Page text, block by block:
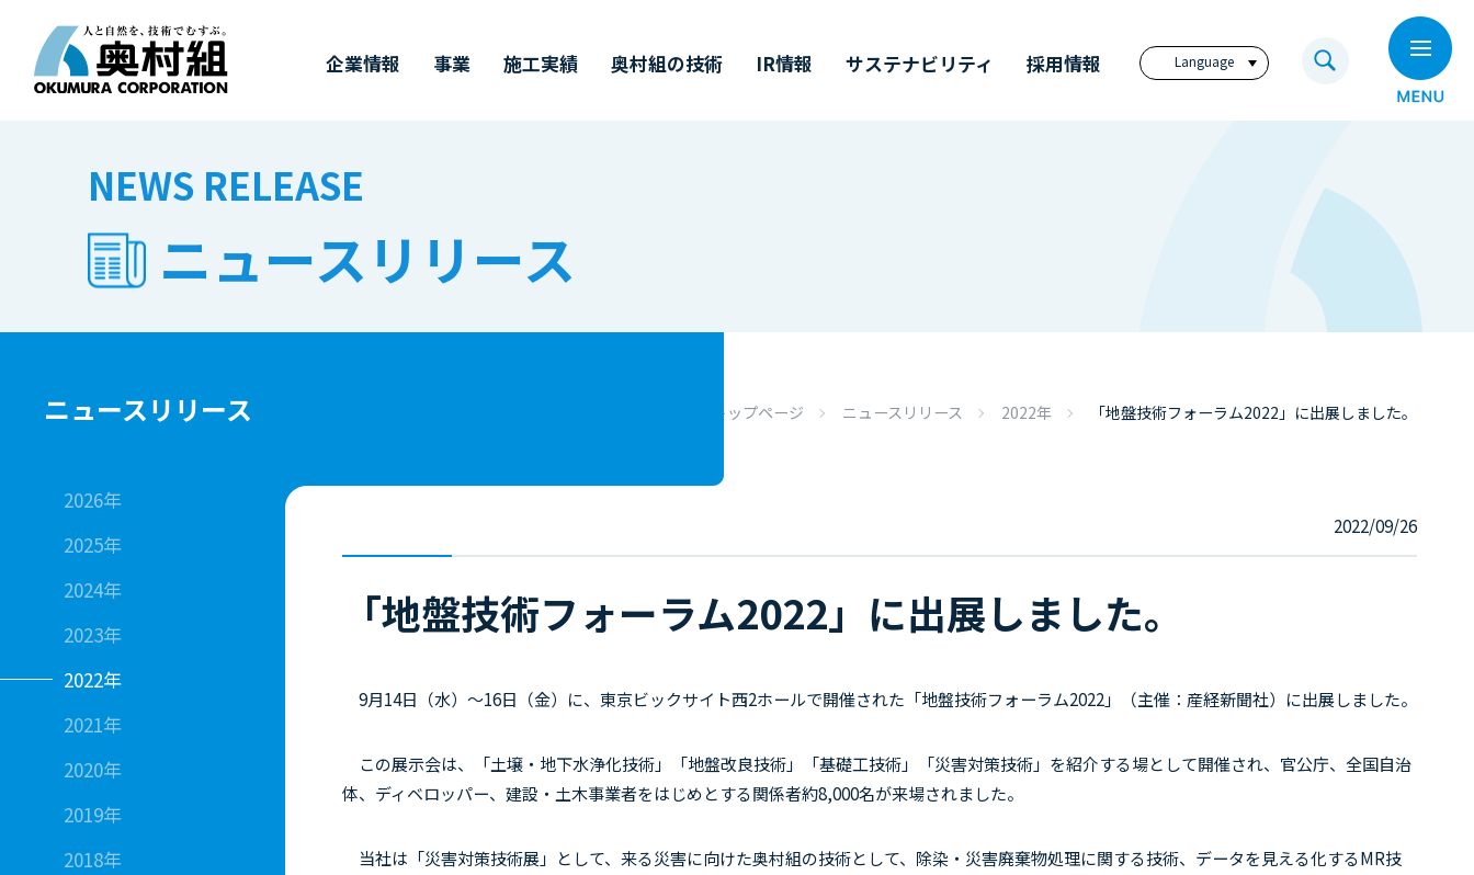
企業情報
COMPANY 企業情報
トップメッセージ 経営理念・企業行動規範
受賞実績
事業
BUSINESS 事業
事業紹介
施工実績
WORKS 施工実績
施工実績
奥村組の技術
TECHNOLOGY 奥村組の技術
土木技術 建築技術
IR情報
IR IR情報
決算情報
有価証券報告書・
四半期（半期）報告書
アニュアル・レポート
株式に関するお手続き
単元未満株式の
ディスクロージャー
サステナビリティ
SUSTAINABILITY
奥村組の
サステナビリティについて
価値創造プロセス 奥村組のイノベーション
ダイバーシティ・エクイティ
GRIスタンダード対照表
採用情報
RECRUIT 採用情報
新卒採用 キャリア採用
Language
NEWS RELEASE
ニュースリリース
トップページ ニュースリリース 2022年 「地盤技術フォーラム2022」に出展しました。
2022/09/26
「地盤技術フォーラム2022」に出展しました。
9月14日（水）～16日（金）に、東京ビックサイト西2ホールで開催された「地盤技術フォーラム2022」（主催：産経新聞社）に出展しました。
この展示会は、「土壌・地下水浄化技術」「地盤改良技術」「基礎工技術」「災害対策技術」を紹介する場として開催され、官公庁、全国自治
体、ディベロッパー、建設・土木事業者をはじめとする関係者約8,000名が来場されました。
当社は「災害対策技術展」として、来る災害に向けた奥村組の技術として、除染・災害廃棄物処理に関する技術、データを見える化するMR技
ニュースリリース
2026年
2025年
2024年
2023年
2022年
2021年
2020年
2019年
2018年